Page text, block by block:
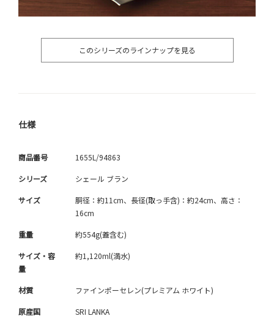
このシリーズのラインナップを見る
仕様
商品番号 1655L/94863
シリーズ シェール ブラン
サイズ
胴径：約11cm、長径(取っ手含)：約24cm、高さ：
16cm
重量 約554g(蓋含む)
サイズ・容
量
約1,120ml(満水)
材質 ファインポーセレン(プレミアム ホワイト)
原産国 SRI LANKA